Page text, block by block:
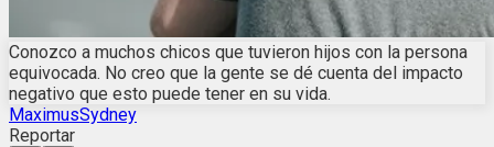
Conozco a muchos chicos que tuvieron hijos con la persona
equivocada. No creo que la gente se dé cuenta del impacto
negativo que esto puede tener en su vida.
MaximusSydney
Reportar